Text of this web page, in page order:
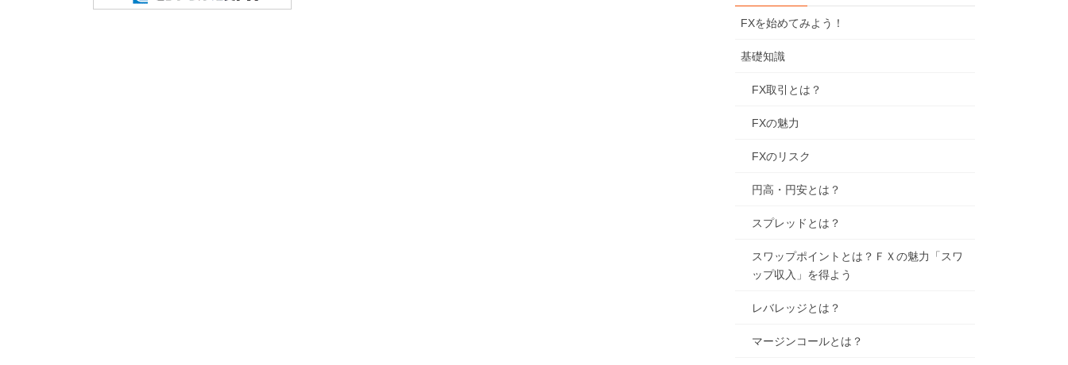
FXを始めてみよう！
基礎知識
FX取引とは？
FXの魅力
FXのリスク
円高・円安とは？
スプレッドとは？
スワップポイントとは？ＦＸの魅力「スワ
ップ収入」を得よう
レバレッジとは？
マージンコールとは？